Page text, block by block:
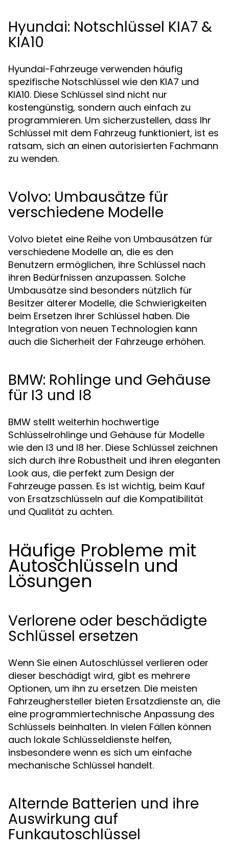
Hyundai: Notschlüssel KIA7 &
KIA10
Hyundai-Fahrzeuge verwenden häufig
spezifische Notschlüssel wie den KIA7 und
KIA10. Diese Schlüssel sind nicht nur
kostengünstig, sondern auch einfach zu
programmieren. Um sicherzustellen, dass Ihr
Schlüssel mit dem Fahrzeug funktioniert, ist es
ratsam, sich an einen autorisierten Fachmann
zu wenden.
Volvo: Umbausätze für
verschiedene Modelle
Volvo bietet eine Reihe von Umbausätzen für
verschiedene Modelle an, die es den
Benutzern ermöglichen, ihre Schlüssel nach
ihren Bedürfnissen anzupassen. Solche
Umbausätze sind besonders nützlich für
Besitzer älterer Modelle, die Schwierigkeiten
beim Ersetzen ihrer Schlüssel haben. Die
Integration von neuen Technologien kann
auch die Sicherheit der Fahrzeuge erhöhen.
BMW: Rohlinge und Gehäuse
für I3 und I8
BMW stellt weiterhin hochwertige
Schlüsselrohlinge und Gehäuse für Modelle
wie den I3 und I8 her. Diese Schlüssel zeichnen
sich durch ihre Robustheit und ihren eleganten
Look aus, die perfekt zum Design der
Fahrzeuge passen. Es ist wichtig, beim Kauf
von Ersatzschlüsseln auf die Kompatibilität
und Qualität zu achten.
Häufige Probleme mit
Autoschlüsseln und
Lösungen
Verlorene oder beschädigte
Schlüssel ersetzen
Wenn Sie einen Autoschlüssel verlieren oder
dieser beschädigt wird, gibt es mehrere
Optionen, um ihn zu ersetzen. Die meisten
Fahrzeughersteller bieten Ersatzdienste an, die
eine programmiertechnische Anpassung des
Schlüssels beinhalten. In vielen Fällen können
auch lokale Schlüsseldienste helfen,
insbesondere wenn es sich um einfache
mechanische Schlüssel handelt.
Alternde Batterien und ihre
Auswirkung auf
Funkautoschlüssel